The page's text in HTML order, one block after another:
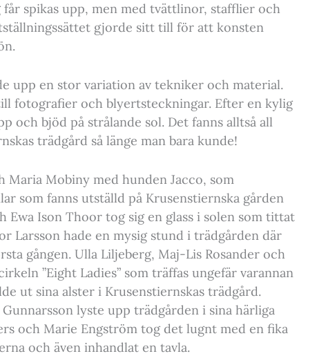
spikas upp, men med tvättlinor, stafflier och
gjorde sitt till för att konsten
upp en stor variation av tekniker och material.
fotografier och blyertsteckningar. Efter en kylig
och bjöd på strålande sol. Det fanns alltså all
trädgård så länge man bara kunde!
Maria Mobiny med hunden Jacco, som
som fanns utställd på Krusenstiernska gården
Ewa Ison Thoor tog sig en glass i solen som tittat
Larsson hade en mysig stund i trädgården där
gången. Ulla Liljeberg, Maj-Lis Rosander och
”Eight Ladies” som träffas ungefär varannan
ut sina alster i Krusenstiernskas trädgård.
lyste upp trädgården i sina härliga
och Marie Engström tog det lugnt med en fika
och även inhandlat en tavla.